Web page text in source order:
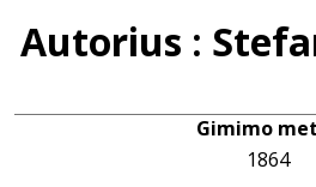
Leidiniai
Autorius :
Gimimo
1864